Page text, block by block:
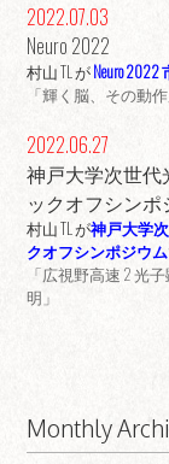
2022.07.03
Neuro 2022
村山 TL がNeuro
「輝く脳、その動作
2022.06.27
神戸大学次世
ックオフシンポ
村山 TL が神戸大学
クオフシンポジウム
「広視野高速 2 光
明」
Monthly